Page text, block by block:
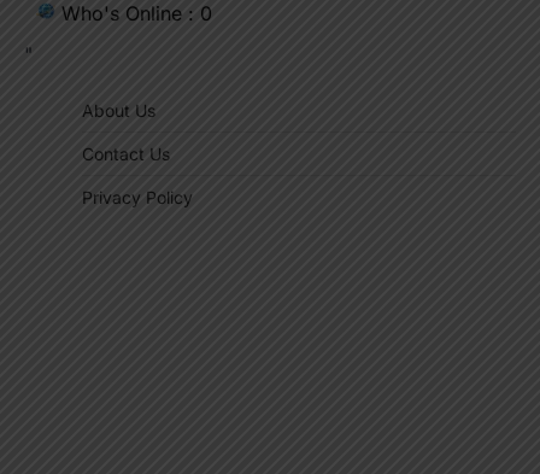
Who's Online : 0
"
About Us
Contact Us
Privacy Policy